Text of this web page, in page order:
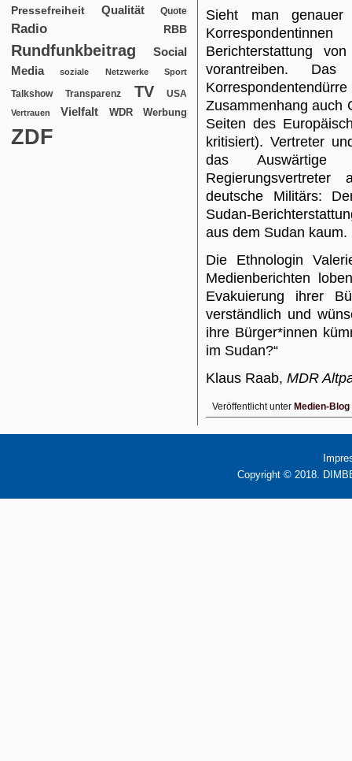
Pressefreiheit Qualität Quote
Radio RBB
Rundfunkbeitrag
Social
Media
soziale Netzwerke Sport
Talkshow Transparenz TV USA
Vertrauen Vielfalt WDR Werbung
ZDF
Sieht man
Berichterstattung
vorantreiben.
Zusammenhang auch
Seiten des
kritisiert). Vertreter
das Auswärtige
deutsche Militärs:
Sudan-
aus dem Sudan
Die Ethnologin
Medienberichten
Evakuierung ihrer
verständlich und
ihre Bürger*innen
im Sudan?“
Klaus Raab, MDR
Veröffentlicht unter Medien-Blog
Copyright © 2018.